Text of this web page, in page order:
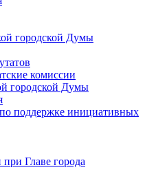
городской Думы
комиссии
городской Думы
поддержке инициативных
Главе города